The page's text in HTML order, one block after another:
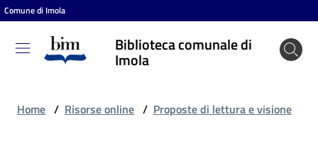
Vai al contenuto
Vai alla navigazione
Vai al footer
Comune di Imola
Biblioteca comunale di
Imola
Biblioteca
comunale
Home / Risorse online / Proposte di lettura e visione